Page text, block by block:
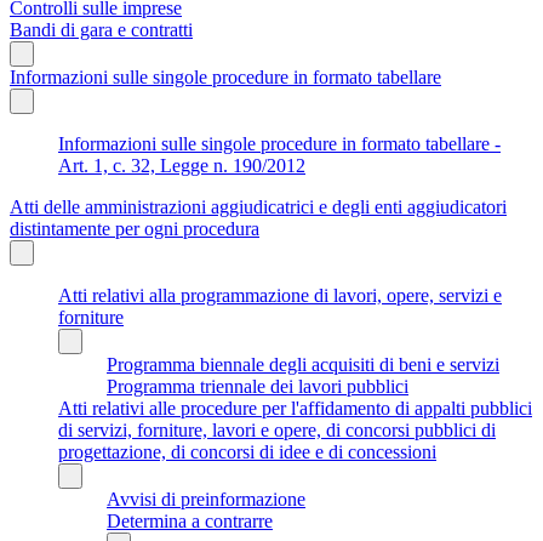
Controlli sulle imprese
Bandi di gara e contratti
Informazioni sulle singole procedure in formato tabellare
Informazioni sulle singole procedure in formato tabellare -
Art. 1, c. 32, Legge n. 190/2012
Atti delle amministrazioni aggiudicatrici e degli enti aggiudicatori
distintamente per ogni procedura
Atti relativi alla programmazione di lavori, opere, servizi e
forniture
Programma biennale degli acquisiti di beni e servizi
Programma triennale dei lavori pubblici
Atti relativi alle procedure per l'affidamento di appalti pubblici
di servizi, forniture, lavori e opere, di concorsi pubblici di
progettazione, di concorsi di idee e di concessioni
Avvisi di preinformazione
Determina a contrarre